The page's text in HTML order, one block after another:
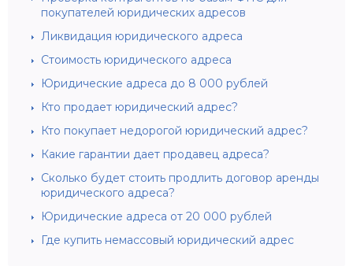
покупателей юридических адресов
Ликвидация юридического адреса
Стоимость юридического адреса
Юридические адреса до 8 000 рублей
Кто продает юридический адрес?
Кто покупает недорогой юридический адрес?
Какие гарантии дает продавец адреса?
Сколько будет стоить продлить договор аренды
юридического адреса?
Юридические адреса от 20 000 рублей
Где купить немассовый юридический адрес